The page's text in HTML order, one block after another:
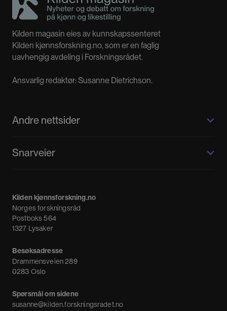
Kilden magasin eies av kunnskapssenteret
Kilden kjønnsforskning.no, som er en faglig
uavhengig avdeling i Forskningsrådet.
Ansvarlig redaktør: Susanne Dietrichson.
Andre nettsider
Kvinnehistorie.no
Snarveier
Nyheter
Nyhetsbrev
Kilden kjønnsforskning.no
Norges forskningsråd
Postboks 564
1327 Lysaker
Besøksadresse
Drammensveien 289
0283 Oslo
Spørsmål om sidene
susanne@kilden.forskningsradet.no